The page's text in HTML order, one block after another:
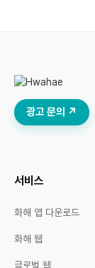
광고 문의 ↗
서비스
화해 앱 다운로드
화해 웹
글로벌 웹